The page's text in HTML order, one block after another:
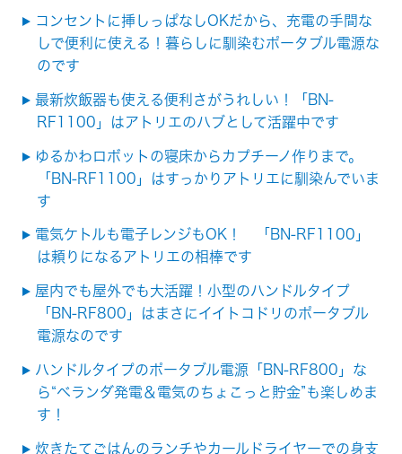
コンセントに挿しっぱなしOKだから、充電の手間な
しで便利に使える！暮らしに馴染むポータブル電源な
のです
最新炊飯器も使える便利さがうれしい！「BN-
RF1100」はアトリエのハブとして活躍中です
ゆるかわロボットの寝床からカプチーノ作りまで。
「BN-RF1100」はすっかりアトリエに馴染んでいま
す
電気ケトルも電子レンジもOK！ 「BN-RF1100」
は頼りになるアトリエの相棒です
屋内でも屋外でも大活躍！小型のハンドルタイプ
「BN-RF800」はまさにイイトコドリのポータブル
電源なのです
ハンドルタイプのポータブル電源「BN-RF800」な
ら“ベランダ発電＆電気のちょこっと貯金”も楽しめま
す！
炊きたてごはんのランチやカールドライヤーでの身支